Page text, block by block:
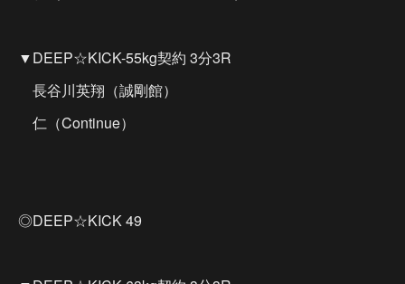
▼DEEP☆KICK-55kg契約 3分3R
長谷川英翔（誠剛館）
仁（Continue）
◎DEEP☆KICK 49